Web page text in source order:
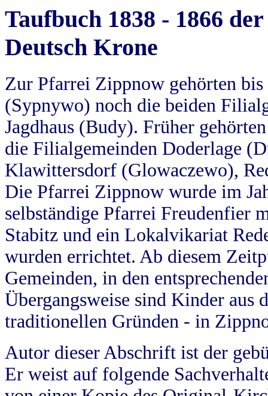
Taufbuch 1838 - 1866
Deutsch Krone
Zur Pfarrei Zippnow gehörten
(Sypnywo) noch die beiden
Jagdhaus (Budy). Früher
die Filialgemeinden Doderlage
Klawittersdorf (Glowaczewo),
Die Pfarrei Zippnow wurde im
selbständige Pfarrei Freudenfier
Stabitz und ein Lokalvikariat
wurden errichtet. Ab diesem
Gemeinden, in den
Übergangsweise sind Kinder aus
traditionellen Gründen - in
Autor dieser Abschrift ist der
Er weist auf folgende